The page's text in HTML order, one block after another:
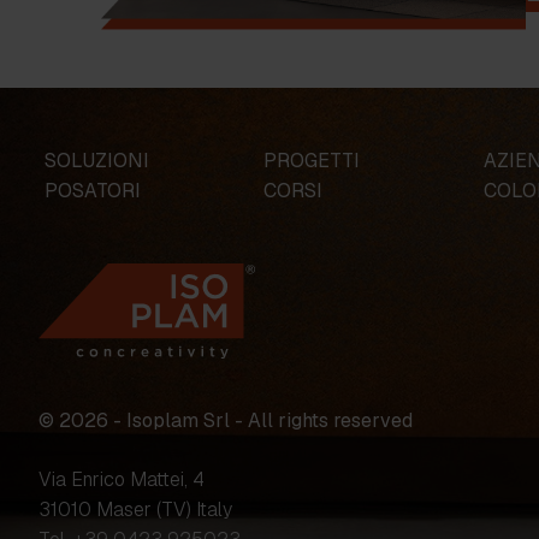
SOLUZIONI PROGETTI
POSATORI
CORSI
© 2026 - Isoplam Srl - All rights reserved
Via Enrico Mattei, 4
31010 Maser (TV) Italy